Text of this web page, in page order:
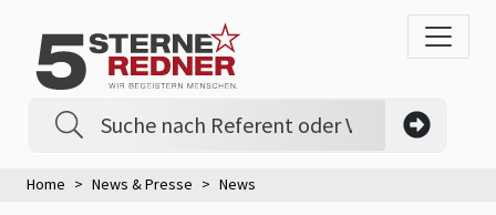
Home News & Presse News